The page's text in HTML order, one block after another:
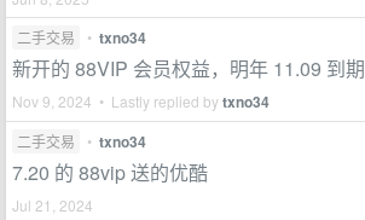
二手交易
• txno34
新开的 88VIP 会员权益，明年 11.09 到期
Nov 9, 2024 • Lastly replied bytxno34
二手交易 • txno34
7.20 的 88vip 送的优酷
Jul 21, 2024